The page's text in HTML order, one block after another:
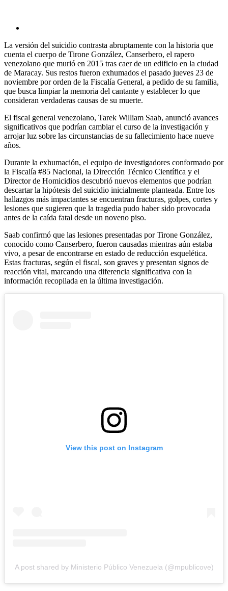
La versión del suicidio contrasta abruptamente con la historia que
cuenta el cuerpo de Tirone González, Canserbero, el rapero
venezolano que murió en 2015 tras caer de un edificio en la ciudad
de Maracay. Sus restos fueron exhumados el pasado jueves 23 de
noviembre por orden de la Fiscalía General, a pedido de su familia,
que busca limpiar la memoria del cantante y establecer lo que
consideran verdaderas causas de su muerte.
El fiscal general venezolano, Tarek William Saab, anunció avances
significativos que podrían cambiar el curso de la investigación y
arrojar luz sobre las circunstancias de su fallecimiento hace nueve
años.
Durante la exhumación, el equipo de investigadores conformado por
la Fiscalía #85 Nacional, la Dirección Técnico Científica y el
Director de Homicidios descubrió nuevos elementos que podrían
descartar la hipótesis del suicidio inicialmente planteada. Entre los
hallazgos más impactantes se encuentran fracturas, golpes, cortes y
lesiones que sugieren que la tragedia pudo haber sido provocada
antes de la caída fatal desde un noveno piso.
Saab confirmó que las lesiones presentadas por Tirone González,
conocido como Canserbero, fueron causadas mientras aún estaba
vivo, a pesar de encontrarse en estado de reducción esquelética.
Estas fracturas, según el fiscal, son graves y presentan signos de
reacción vital, marcando una diferencia significativa con la
información recopilada en la última investigación.
View this post on Instagram
A post shared by Ministerio Público Venezuela (@mpublicove)